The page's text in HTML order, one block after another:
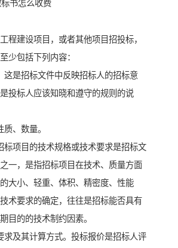
程建设项目，或者其他项目招投标，
少包括下列内容：
这是招标文件中反映招标人的招标意
投标人应该知晓和遵守的规则的说
、数量。
标项目的技术规格或技术要求是招标文
一，是指招标项目在技术、质量方面
大小、轻重、体积、精密度、性能
术要求的确定，往往是招标能否具有
目的的技术制约因素。
求及其计算方式。投标报价是招标人评